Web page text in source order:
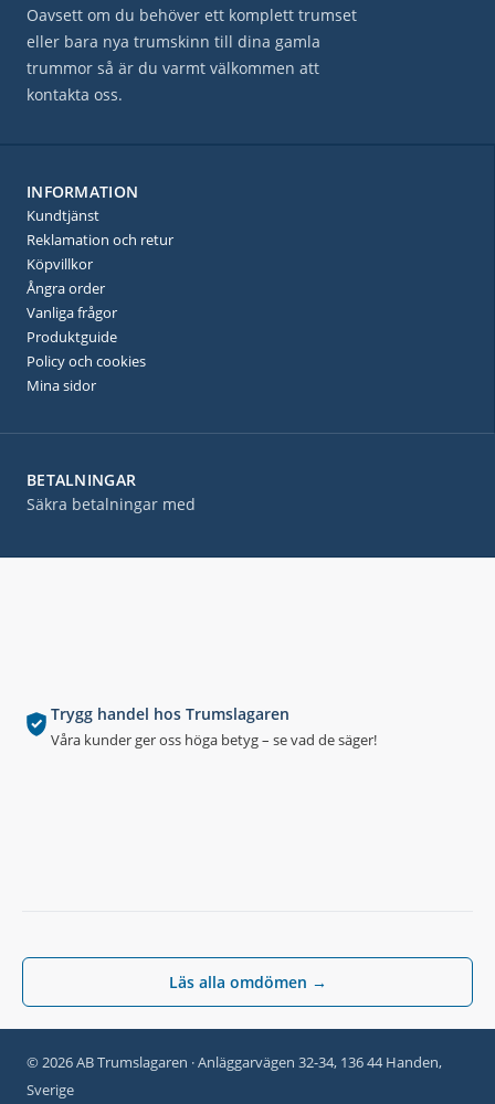
© 2026 AB Trumslagaren · Anläggarvägen 32-34, 136 44 Handen,
Sverige
Trygg handel hos Trumslagaren
Våra kunder ger oss höga betyg – se vad de säger!
Läs alla omdömen →
BETALNINGAR
Säkra betalningar med
Oavsett om du behöver ett komplett trumset
eller bara nya trumskinn till dina gamla
trummor så är du varmt välkommen att
kontakta oss.
INFORMATION
Kundtjänst
Reklamation och retur
Köpvillkor
Ångra order
Vanliga frågor
Produktguide
Policy och cookies
Mina sidor